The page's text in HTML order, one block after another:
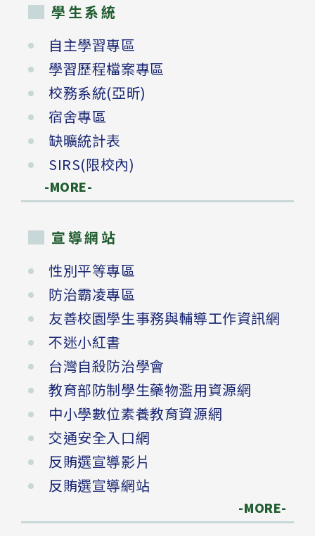
學生系統
自主學習專區
學習歷程檔案專區
校務系統(亞昕)
宿舍專區
缺曠統計表
SIRS(限校內)
-MORE-
宣導網站
性別平等專區
防治霸凌專區
友善校園學生事務與輔導工作資訊網
不迷小紅書
台灣自殺防治學會
教育部防制學生藥物濫用資源網
中小學數位素養教育資源網
交通安全入口網
反賄選宣導影片
反賄選宣導網站
-MORE-